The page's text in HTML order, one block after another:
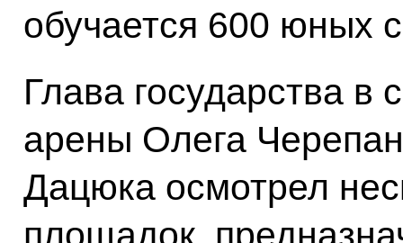
обучается 600 юных
Глава государства в
арены Олега
Дацюка осмотрел
площадок,